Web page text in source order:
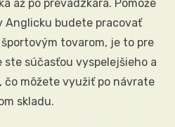
až po prevádzkára. Pomôže
Anglicku budete pracovať
tovarom, je to pre
ste súčasťou vyspelejšieho a
môžete využiť po návrate
skladu.